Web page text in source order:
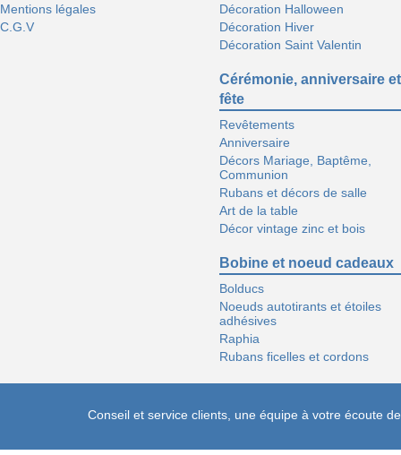
Mentions légales
C.G.V
Décoration Halloween
Décoration Hiver
Décoration Saint Valentin
Cérémonie, anniversaire et
fête
Revêtements
Anniversaire
Décors Mariage, Baptême,
Communion
Rubans et décors de salle
Art de la table
Décor vintage zinc et bois
Bobine et noeud cadeaux
Bolducs
Noeuds autotirants et étoiles
adhésives
Raphia
Rubans ficelles et cordons
Conseil et service clients, une équipe à votre écoute